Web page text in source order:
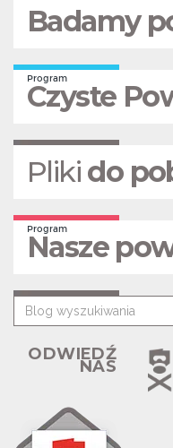
Badamy
Program
Czyste
Pliki do
Program
Nasze
ODWIEDŹ
NAS